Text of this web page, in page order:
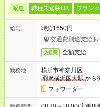
派遣 職種未経験OK ブラン
給与
時給1650円
交通費別途支給あ
交通費 全額支給
勤務地
横浜市神奈川区
羽沢横浜国大駅から
フォワーダー